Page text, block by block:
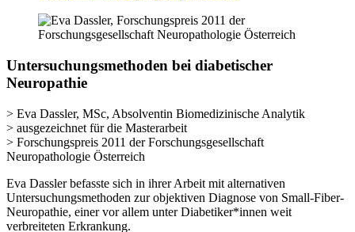
Untersuchungsmethoden bei diabetischer
Neuropathie
> Eva Dassler, MSc, Absolventin Biomedizinische Analytik
> ausgezeichnet für die Masterarbeit
> Forschungspreis 2011 der Forschungsgesellschaft
Neuropathologie Österreich
Eva Dassler befasste sich in ihrer Arbeit mit alternativen
Untersuchungsmethoden zur objektiven Diagnose von Small-Fiber-
Neuropathie, einer vor allem unter Diabetiker*innen weit
verbreiteten Erkrankung.